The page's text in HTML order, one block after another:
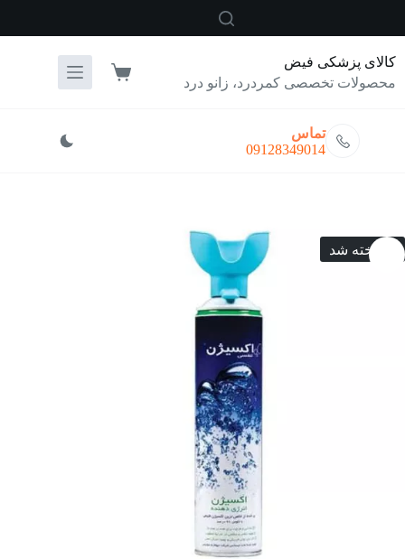
کالای پزشکی فیض
محصولات تخصصی کمردرد، زانو درد
سبد
تماس
09128349014
فروخته شد